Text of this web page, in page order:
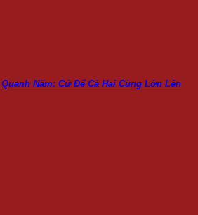
Năm: Cứ Để Cả Hai Cùng Lớn Lên